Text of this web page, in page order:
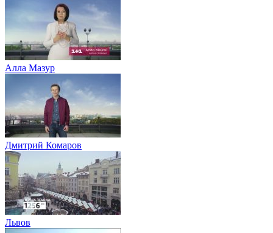
Алла Мазур
Дмитрий Комаров
Львов